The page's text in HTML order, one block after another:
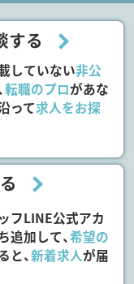
する
していない非公
転職のプロがあな
って求人をお探
フLINE公式アカ
追加して、希望の
と、新着求人が届